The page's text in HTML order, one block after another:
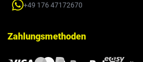
+49 176 47172670
Zahlungsmethoden